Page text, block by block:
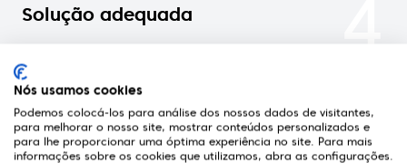
Solução adequada
credenciado que aconselhará a melhor solução
para o seu caso.
Nós usamos cookies
Podemos colocá-los para análise dos nossos dados de visitantes,
para melhorar o nosso site, mostrar conteúdos personalizados e
para lhe proporcionar uma óptima experiência no site. Para mais
informações sobre os cookies que utilizamos, abra as configurações.